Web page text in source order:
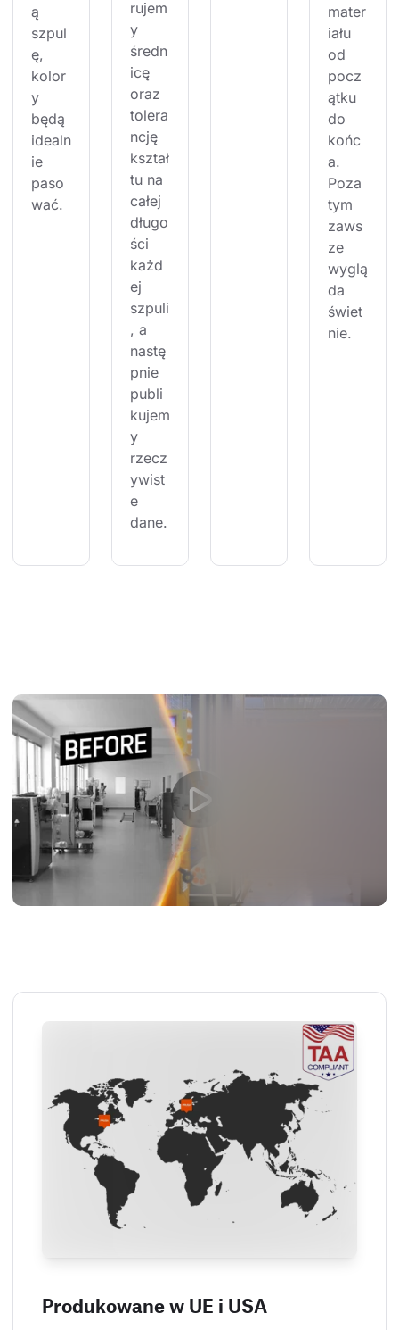
ą
szpul
ę,
kolor
y
będą
idealn
ie
paso
wać.
rujem
y
średn
icę
oraz
tolera
ncję
kształ
tu na
całej
długo
ści
każd
ej
szpuli
, a
nastę
pnie
publi
kujem
y
rzecz
ywist
e
dane.
mater
iału
od
pocz
ątku
do
końc
a.
Poza
tym
zaws
ze
wyglą
da
świet
nie.
Produkowane w UE i USA